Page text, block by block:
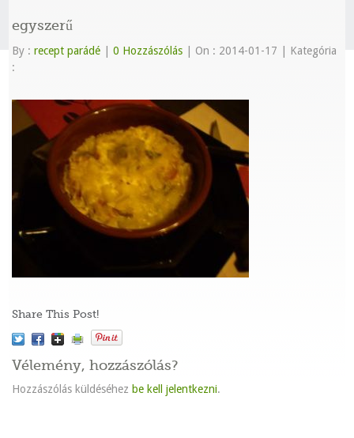
egyszerű
By :recept parádé 0 Hozzászólás On : 2014-01-17
Kategória
:
Share This Post!
Vélemény, hozzászólás?
Hozzászólás küldéséhez be kell jelentkezni.